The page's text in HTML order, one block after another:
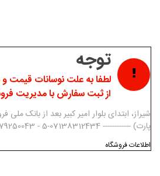
توجه
لطفا به علت نوسانات قیمت و
از ثبت سفارش با مدیریت
شیراز، ابتدای بلوار امیر کبیر بعد از بانک
پارت) ------------ 07138312434-5 - 09179250043
اطلاعات فروشگاه